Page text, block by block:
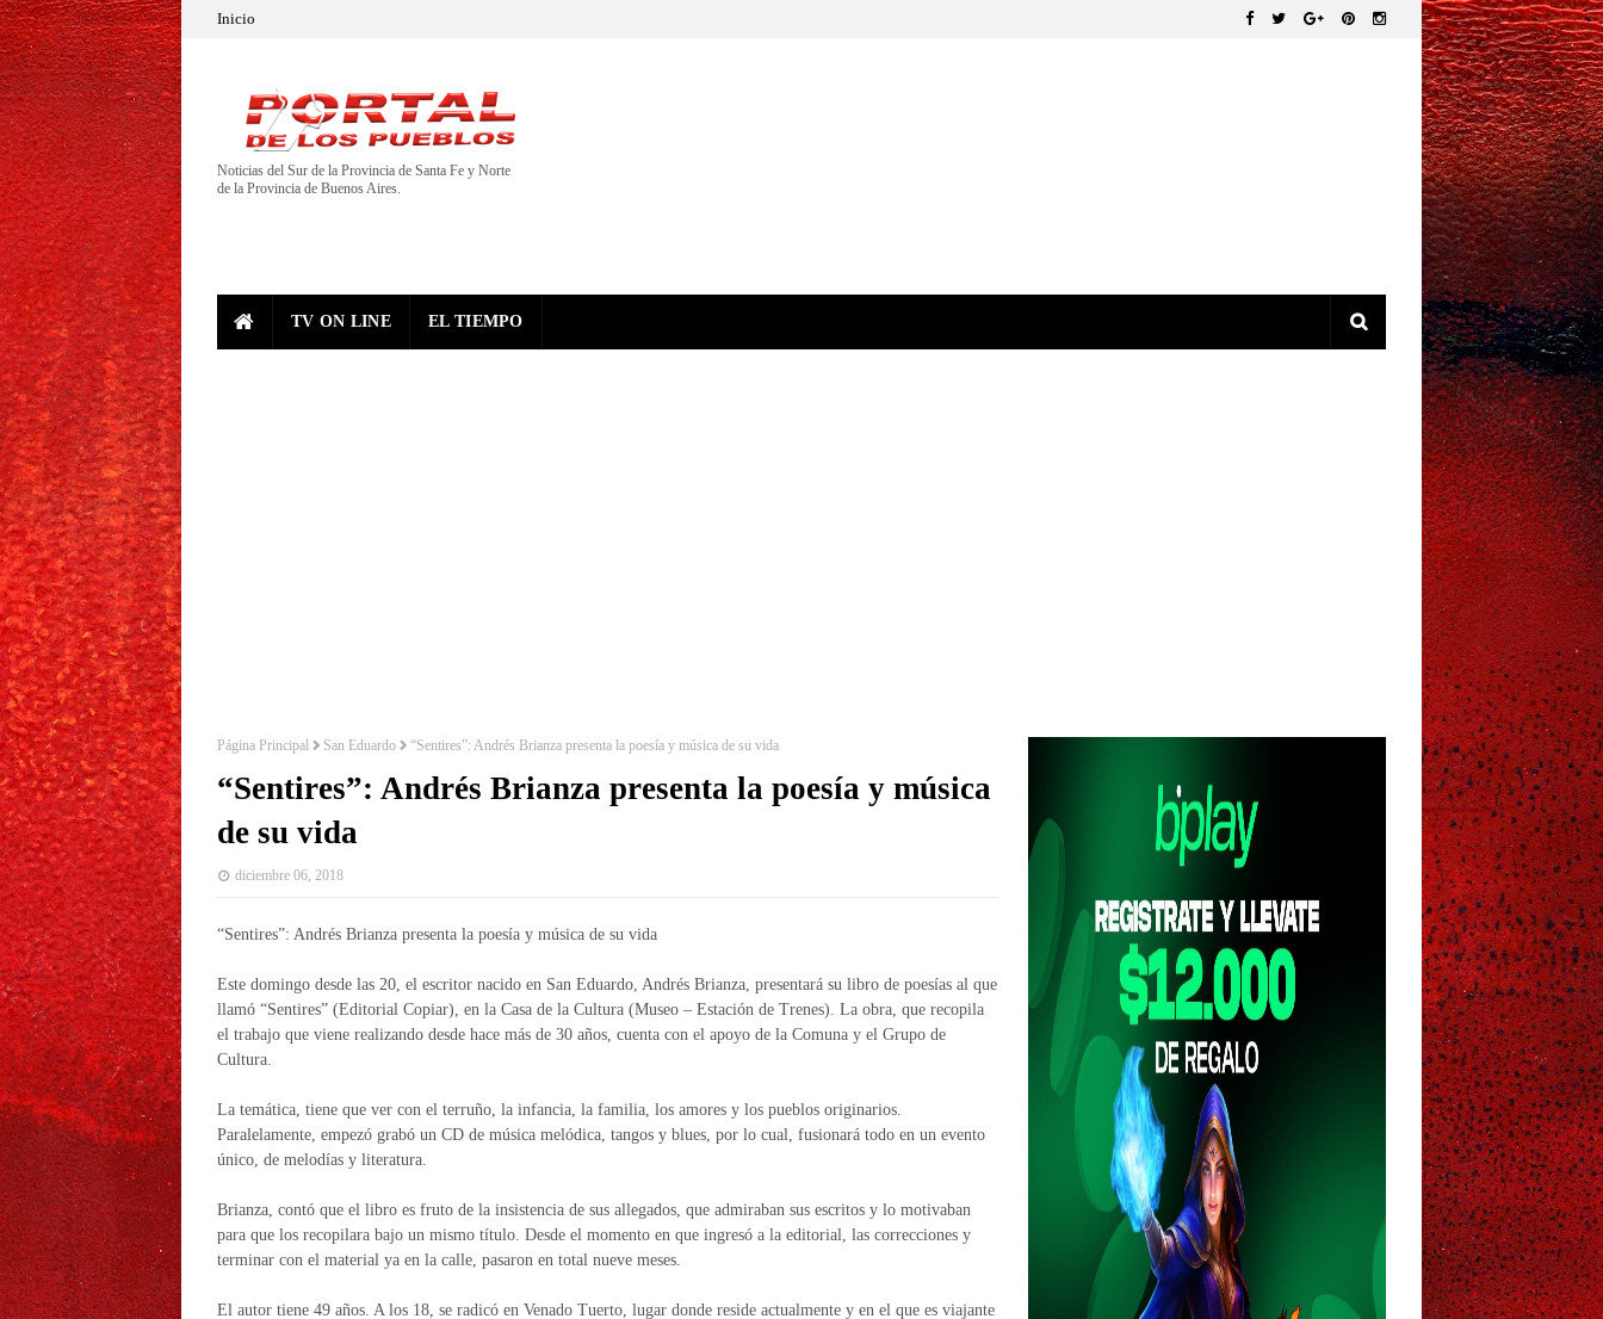
Inicio
Noticias del Sur de la Provincia de Santa Fe y Norte
de la Provincia de Buenos Aires.
TV ON LINE EL TIEMPO
Página Principal San Eduardo “Sentires”: Andrés Brianza presenta la poesía y música de su vida
“Sentires”: Andrés Brianza presenta la poesía y música
de su vida
diciembre 06, 2018
“Sentires”: Andrés Brianza presenta la poesía y música de su vida
Este domingo desde las 20, el escritor nacido en San Eduardo, Andrés Brianza, presentará su libro de poesías al que
llamó “Sentires” (Editorial Copiar), en la Casa de la Cultura (Museo – Estación de Trenes). La obra, que recopila
el trabajo que viene realizando desde hace más de 30 años, cuenta con el apoyo de la Comuna y el Grupo de
Cultura.
La temática, tiene que ver con el terruño, la infancia, la familia, los amores y los pueblos originarios.
Paralelamente, empezó grabó un CD de música melódica, tangos y blues, por lo cual, fusionará todo en un evento
único, de melodías y literatura.
Brianza, contó que el libro es fruto de la insistencia de sus allegados, que admiraban sus escritos y lo motivaban
para que los recopilara bajo un mismo título. Desde el momento en que ingresó a la editorial, las correcciones y
terminar con el material ya en la calle, pasaron en total nueve meses.
El autor tiene 49 años. A los 18, se radicó en Venado Tuerto, lugar donde reside actualmente y en el que es viajante